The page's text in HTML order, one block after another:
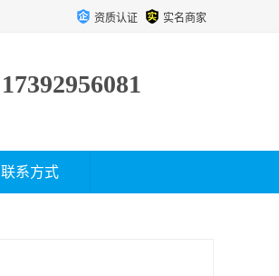
资质认证 实名商家
17392956081
联系方式